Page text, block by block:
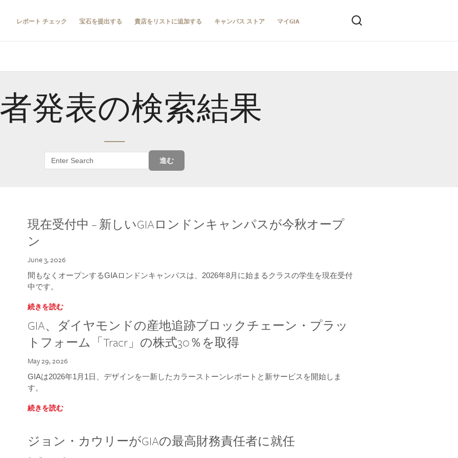
レポート チェック 宝石を提出する 貴店をリストに追加する キャンパス ストア マイGIA
発表の検索結果
進む
現在受付中 – 新しいGIAロンドンキャンパスが今秋オープ
ン
June 3, 2026
間もなくオープンするGIAロンドンキャンパスは、2026年8月に始まるクラスの学生を現在受付
中です。
続きを読む
GIA、ダイヤモンドの産地追跡ブロックチェーン・プラッ
トフォーム「Tracr」の株式30％を取得
May 29, 2026
GIAは2026年1月1日、デザインを一新したカラーストーンレポートと新サービスを開始しま
す。
続きを読む
ジョン・カウリーがGIAの最高財務責任者に就任